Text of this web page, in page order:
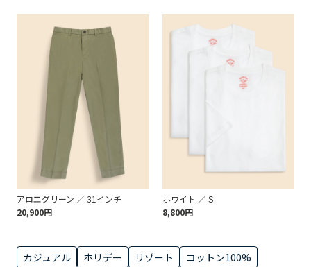
アロエグリーン ／ 31インチ
20,900円
ホワイト ／ S
8,800円
カジュアル ホリデー リゾート
コットン100%